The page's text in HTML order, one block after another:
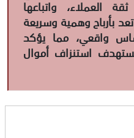
العملاء، واتباعها
بأرباح وهمية وسريعة
واقعي، مما يؤكد
تستهدف استنزاف أموال